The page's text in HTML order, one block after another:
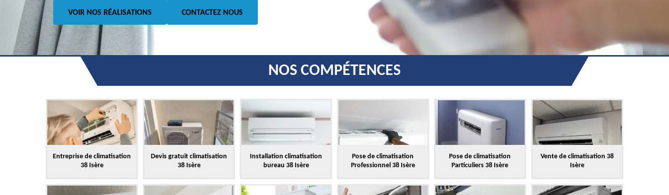
VOIR NOS RÉALISATIONS CONTACTEZ NOUS
NOS COMPÉTENCES
Entreprise de climatisation
38 Isère
Devis gratuit climatisation
38 Isère
Installation climatisation
bureau 38 Isère
Pose de climatisation
Professionnel 38 Isère
Pose de climatisation
Particuliers 38 Isère
Vente de climatisation 38
Isère